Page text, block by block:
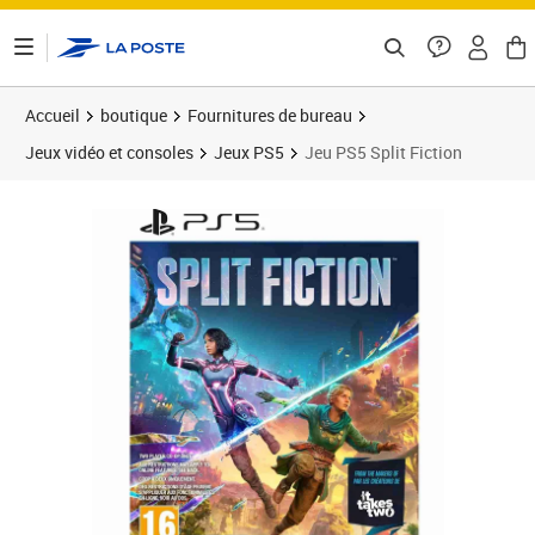
Accueil boutique
Fournitures de bureau
Jeux vidéo et consoles
Jeux PS5 Jeu PS5 Split Fiction